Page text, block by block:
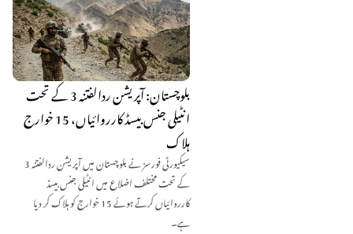
بلوچستان: آپریشن ردالفتنہ 3 کے تحت
انٹیلی جنس بیسڈ کارروائیاں، 15 خوارج
ہلاک
سیکیورٹی فورسز نے بلوچستان میں آپریشن ردالفتنہ 3
کے تحت مختلف اضلاع میں انٹیلی جنس بیسڈ
کارروائیاں کرتے ہوئے 15 خوارج کو ہلاک کر دیا
ہے۔